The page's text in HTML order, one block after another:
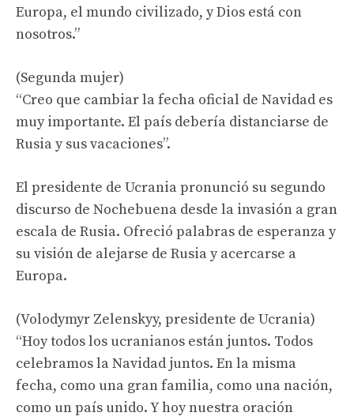
Europa, el mundo civilizado, y Dios está con
nosotros.”
(Segunda mujer)
“Creo que cambiar la fecha oficial de Navidad es
muy importante. El país debería distanciarse de
Rusia y sus vacaciones”.
El presidente de Ucrania pronunció su segundo
discurso de Nochebuena desde la invasión a gran
escala de Rusia. Ofreció palabras de esperanza y
su visión de alejarse de Rusia y acercarse a
Europa.
(Volodymyr Zelenskyy, presidente de Ucrania)
“Hoy todos los ucranianos están juntos. Todos
celebramos la Navidad juntos. En la misma
fecha, como una gran familia, como una nación,
como un país unido. Y hoy nuestra oración